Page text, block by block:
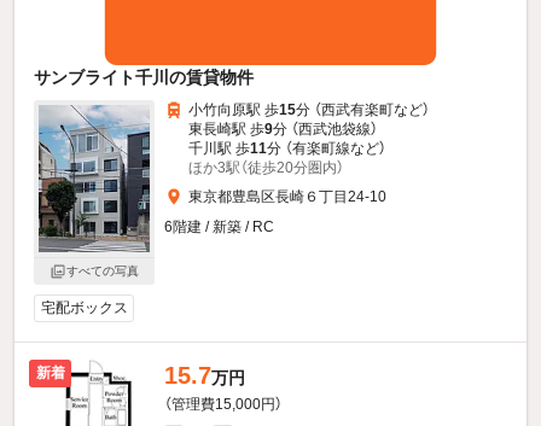
サンブライト千川の賃貸物件
すべての写真
小竹向原駅 歩15分 （西武有楽町など）
東長崎駅 歩9分 （西武池袋線）
千川駅 歩11分 （有楽町線など）
ほか3駅（徒歩20分圏内）
東京都豊島区長崎６丁目24-10
6階建 / 新築 / RC
宅配ボックス
新着 15.7万円
（管理費15,000円）